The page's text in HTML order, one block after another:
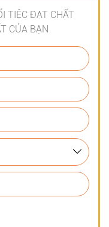
TIỆC ĐẠT CHẤT
CỦA BẠN